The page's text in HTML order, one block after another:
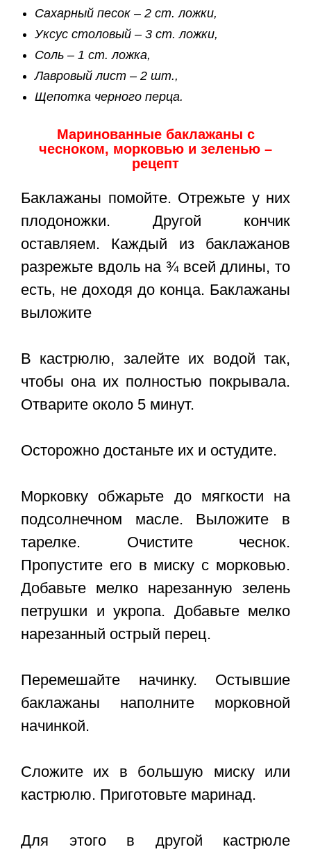
Сахарный песок – 2 ст. ложки,
Уксус столовый – 3 ст. ложки,
Соль – 1 ст. ложка,
Лавровый лист – 2 шт.,
Щепотка черного перца.
Маринованные баклажаны с
чесноком, морковью и зеленью –
рецепт
Баклажаны помойте. Отрежьте у них
плодоножки. Другой кончик
оставляем. Каждый из баклажанов
разрежьте вдоль на ¾ всей длины, то
есть, не доходя до конца. Баклажаны
выложите
В кастрюлю, залейте их водой так,
чтобы она их полностью покрывала.
Отварите около 5 минут.
Осторожно достаньте их и остудите.
Морковку обжарьте до мягкости на
подсолнечном масле. Выложите в
тарелке. Очистите чеснок.
Пропустите его в миску с морковью.
Добавьте мелко нарезанную зелень
петрушки и укропа. Добавьте мелко
нарезанный острый перец.
Перемешайте начинку. Остывшие
баклажаны наполните морковной
начинкой.
Сложите их в большую миску или
кастрюлю. Приготовьте маринад.
Для этого в другой кастрюле